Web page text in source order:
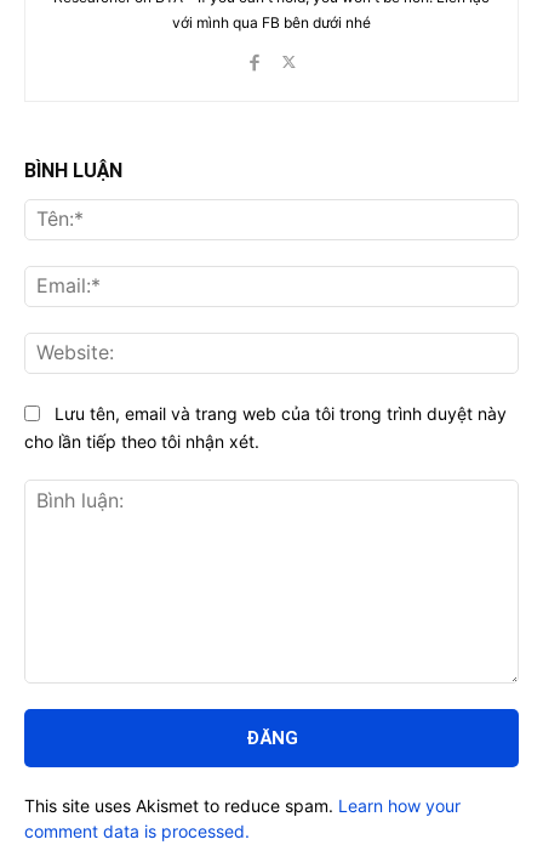
với mình qua FB bên dưới nhé
BÌNH LUẬN
luận:
Lưu tên, email và trang web của tôi trong trình duyệt này
cho lần tiếp theo tôi nhận xét.
This site uses Akismet to reduce spam. Learn how your
comment data is processed.